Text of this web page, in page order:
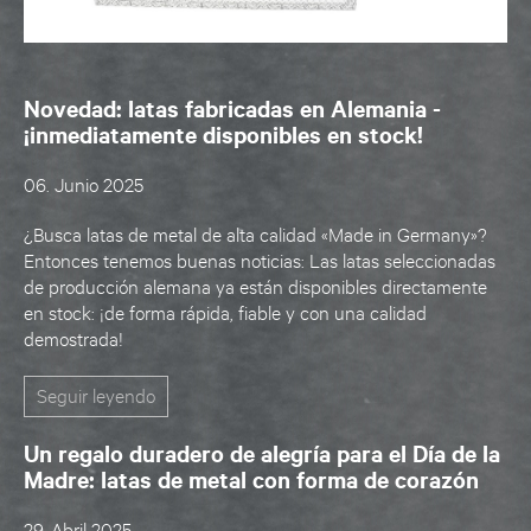
Novedad: latas fabricadas en Alemania -
¡inmediatamente disponibles en stock!
06. Junio 2025
¿Busca latas de metal de alta calidad «Made in Germany»?
Entonces tenemos buenas noticias: Las latas seleccionadas
de producción alemana ya están disponibles directamente
en stock: ¡de forma rápida, fiable y con una calidad
demostrada!
Seguir leyendo
Un regalo duradero de alegría para el Día de la
Madre: latas de metal con forma de corazón